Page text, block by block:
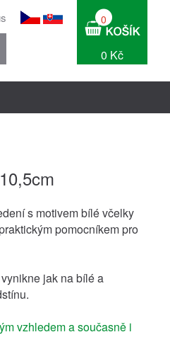
0
0 Kč
s motivem bílé včelky
pomocníkem pro
jak na bílé a
vzhledem a současně i